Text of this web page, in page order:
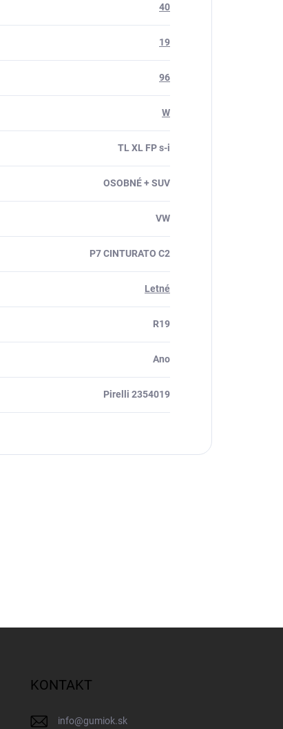
40
19
96
W
TL XL FP s-i
OSOBNÉ + SUV
VW
P7 CINTURATO C2
Letné
R19
Ano
Pirelli 2354019
KONTAKT
info@gumiok.sk